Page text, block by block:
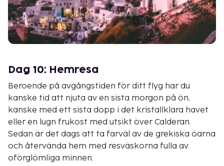
Dag 10: Hemresa
Beroende på avgångstiden för ditt flyg har du
kanske tid att njuta av en sista morgon på ön,
kanske med ett sista dopp i det kristallklara havet
eller en lugn frukost med utsikt över Calderan.
Sedan är det dags att ta farväl av de grekiska öarna
och återvända hem med resväskorna fulla av
oförglömliga minnen.